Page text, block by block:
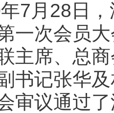
月28日，
一次会员
主席、总
书记张华
议通过了